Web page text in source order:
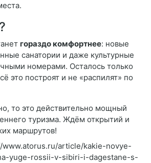
гораздо комфортнее: новые
санатории и даже культурные
номерами. Осталось только
это построят и не «распилят» по
то это действительно мощный
туризма. Ждём открытий и
маршрутов!
www.atorus.ru/article/kakie-novye-
yuge-rossii-v-sibiri-i-dagestane-s-